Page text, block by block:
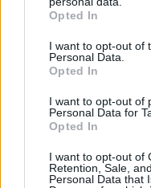
grant or deny consent
use your data for below
consent section.
Opted In
I want to opt-out of
Personal Data.
Opted In
I want to opt-out of
Personal Data for
Opted In
I want to opt-out of
Retention, Sale,
Personal Data that
«Τα παιδιά έχουν μια
τελευταίο μήνυμα της
πρώην σύζυγό της πριν
τα τέσσερα παιδιά τους
06.08.2026, 04:44